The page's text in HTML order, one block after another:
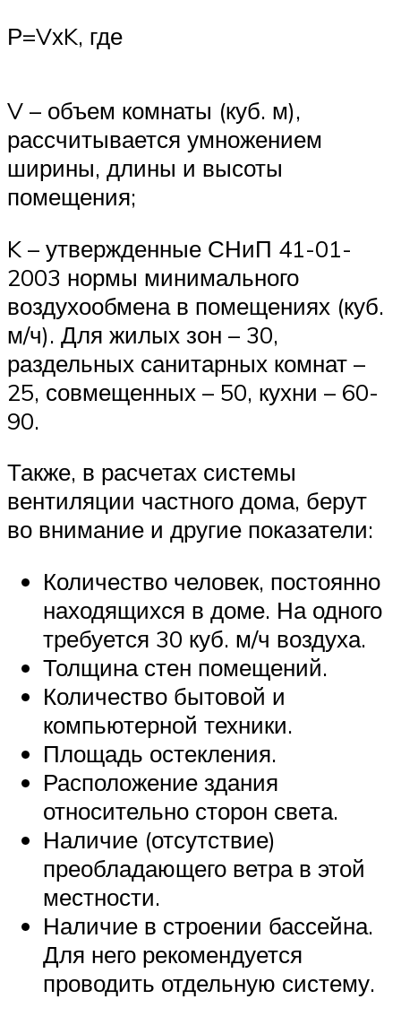
Р=VхK, где
V – объем комнаты (куб. м),
рассчитывается умножением
ширины, длины и высоты
помещения;
K – утвержденные СНиП 41-01-
2003 нормы минимального
воздухообмена в помещениях (куб.
м/ч). Для жилых зон – 30,
раздельных санитарных комнат –
25, совмещенных – 50, кухни – 60-
90.
Также, в расчетах системы
вентиляции частного дома, берут
во внимание и другие показатели:
Количество человек, постоянно
находящихся в доме. На одного
требуется 30 куб. м/ч воздуха.
Толщина стен помещений.
Количество бытовой и
компьютерной техники.
Площадь остекления.
Расположение здания
относительно сторон света.
Наличие (отсутствие)
преобладающего ветра в этой
местности.
Наличие в строении бассейна.
Для него рекомендуется
проводить отдельную систему.